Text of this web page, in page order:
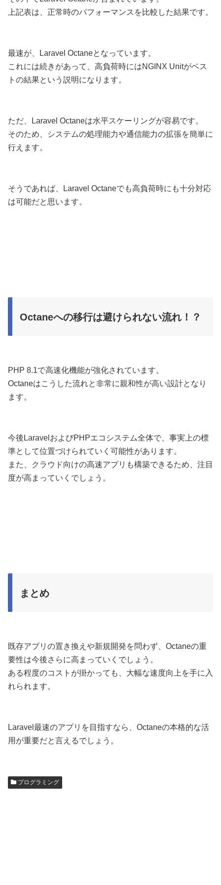
上記表は、正常時のパフォーマンスを比較した結果です。
最速が、Laravel Octaneとなっています。
これには続きがあって、高負荷時にはNGINX Unitがベス
トの結果という説明になります。
ただ、Laravel Octaneは水平スケーリングが容易です。
そのため、システムの処理能力や通信能力の拡張を簡単に
行えます。
そうであれば、Laravel Octaneでも高負荷時にも十分対応
は可能だと思います。
Octaneへの移行は避けられない流れ！？
PHP 8.1で高速化機能が強化されています。
Octaneはこうした流れと非常に親和性が高い設計となり
ます。
今後LaravelおよびPHPエコシステム全体で、事実上の標
準として位置づけられていく可能性があります。
また、クラウド向けの高速アプリも構築できるため、注目
度が高まっていくでしょう。
まとめ
既存アプリの置き換えや新規開発を問わず、Octaneの重
要性は今後さらに高まっていくでしょう。
ある程度のコストが掛かっても、大幅な速度向上を手に入
れられます。
Laravel最速のアプリを目指すなら、Octaneの本格的な活
用が重要だと言えるでしょう。
プログラミング